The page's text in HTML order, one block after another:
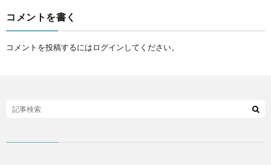
コメントを書く
コメントを投稿するにはログインしてください。